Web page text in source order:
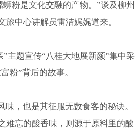
粉是文化交融的产物。”谈及柳州
中心讲解员雷洁娓娓道来。
主题宣传“八桂大地展新颜”集中采
粉”背后的故事。
，也是其征服无数食客的秘诀。
难忘的酸香味，则源于原料里的酸